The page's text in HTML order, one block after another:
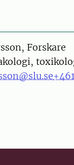
Forskare